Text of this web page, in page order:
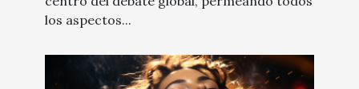
los aspectos...